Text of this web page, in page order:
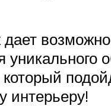
уникального
который
интерьеру!